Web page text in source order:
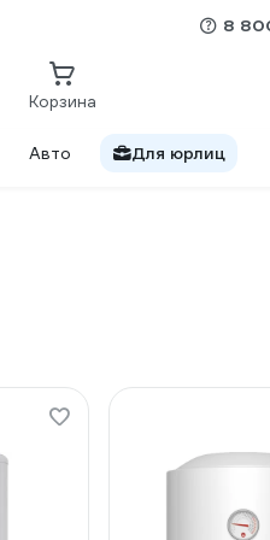
8
Корзина
Авто Для юрлиц